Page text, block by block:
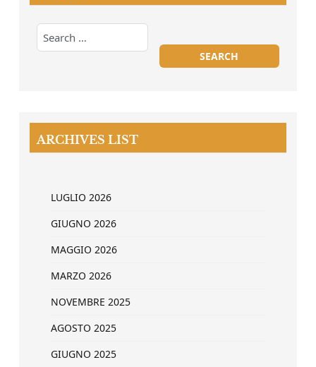
ARCHIVES LIST
LUGLIO 2026
GIUGNO 2026
MAGGIO 2026
MARZO 2026
NOVEMBRE 2025
AGOSTO 2025
GIUGNO 2025